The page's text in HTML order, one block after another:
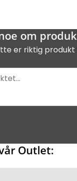
om
er riktig
Outlet: